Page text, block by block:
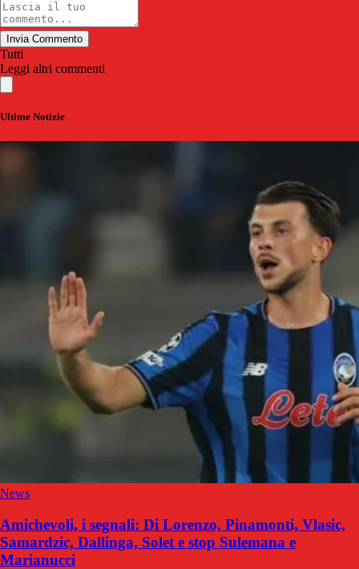
Invia Commento
Tutti
Leggi altri commenti
Ultime Notizie
News
Amichevoli, i segnali: Di Lorenzo, Pinamonti, Vlasic,
Samardzic, Dallinga, Solet e stop Sulemana e
Marianucci